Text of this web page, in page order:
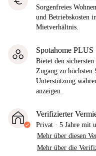
Sorgenfreies
und Betriebskosten
Mietverhältnis.
Spotahome PLUS
Bietet den
Zugang zu höchsten
Unterstützung
anzeigen
Verifizierter
Privat · 5 Jahre mit
Mehr über diesen
Mehr über die